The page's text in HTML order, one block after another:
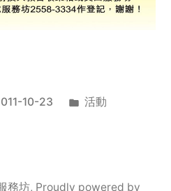
10-23
Posted
活動
務坊, Proudly powered by